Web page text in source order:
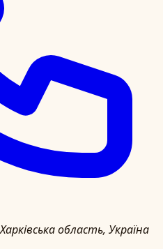
область, Україна